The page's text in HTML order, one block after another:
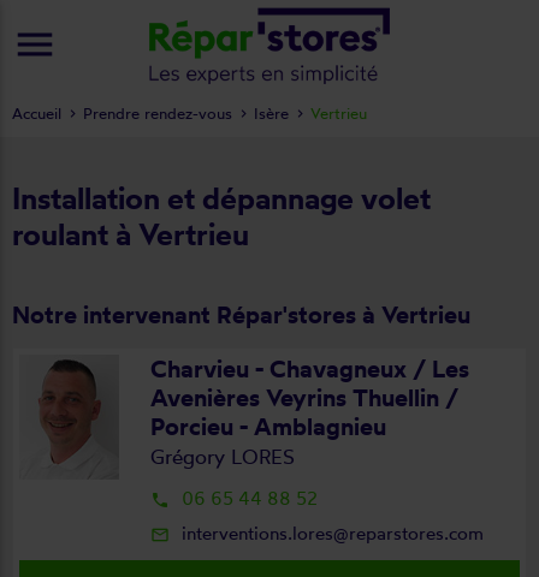
Installation et dépannage volet
roulant à Vertrieu
Notre intervenant Répar'stores à Vertrieu
Charvieu - Chavagneux / Les
Avenières Veyrins Thuellin /
Porcieu - Amblagnieu
Grégory LORES
local_phone 06 65 44 88 52
mail_outline interventions.lores@reparstores.com
Accueil Prendre rendez-vous Isère Vertrieu
menu